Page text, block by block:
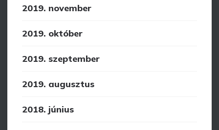
2019. november
2019. október
2019. szeptember
2019. augusztus
2018. június